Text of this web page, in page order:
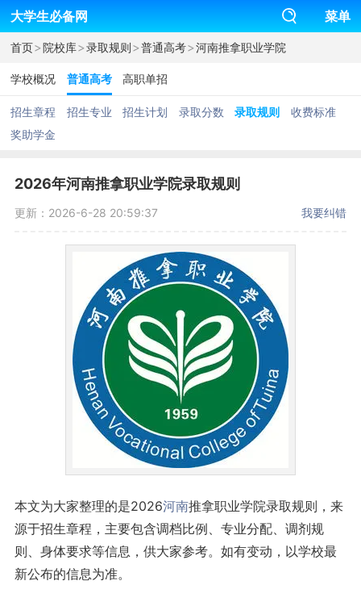
大学生必备网 菜单
首页>院校库>录取规则>普通高考>河南推拿职业学院
学校概况 普通高考 高职单招
招生章程 招生专业 招生计划 录取分数 录取规则
收费标准
奖助学金
2026年河南推拿职业学院录取规则
更新：2026-6-28 20:59:37 我要纠错
本文为大家整理的是2026河南推拿职业学院录取规则，来
源于招生章程，主要包含调档比例、专业分配、调剂规
则、身体要求等信息，供大家参考。如有变动，以学校最
新公布的信息为准。